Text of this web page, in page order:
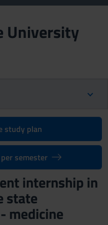
University
study plan
semester
internship in
state
medicine